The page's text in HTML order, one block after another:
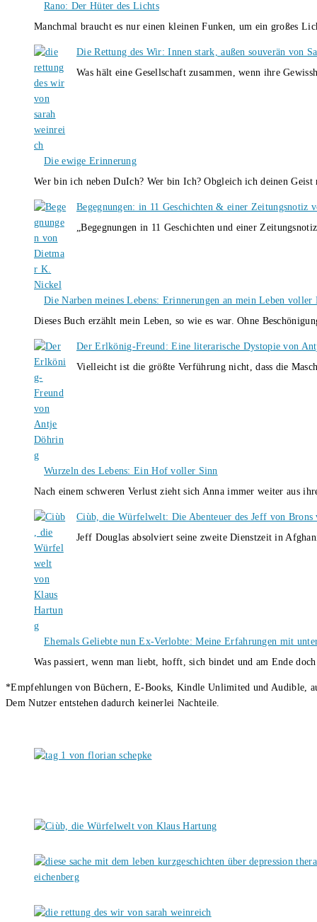
Rano: Der Hüter des Lichts
Manchmal braucht es nur einen kleinen Funken, um ein großes
Die Rettung des Wir: Innen stark, außen souverän von
Was hält eine Gesellschaft zusammen, wenn ihre
Die ewige Erinnerung
Wer bin ich neben DuIch? Wer bin Ich? Obgleich ich deinen
Begegnungen: in 11 Geschichten & einer Zeitungsnotiz
„Begegnungen in 11 Geschichten und einer
Die Narben meines Lebens: Erinnerungen an mein Leben
Dieses Buch erzählt mein Leben, so wie es war. Ohne
Der Erlkönig-Freund: Eine literarische Dystopie von
Vielleicht ist die größte Verführung nicht, dass die
Wurzeln des Lebens: Ein Hof voller Sinn
Nach einem schweren Verlust zieht sich Anna immer weiter aus
Ciùb, die Würfelwelt: Die Abenteuer des Jeff von Brons
Jeff Douglas absolviert seine zweite Dienstzeit in
Ehemals Geliebte nun Ex-Verlobte: Meine Erfahrungen mit
Was passiert, wenn man liebt, hofft, sich bindet und am Ende
*Empfehlungen von Büchern, E-Books, Kindle Unlimited und Audible,
Dem Nutzer entstehen dadurch keinerlei Nachteile.